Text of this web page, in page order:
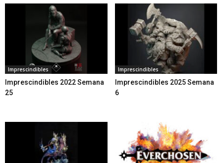
Imprescindibles
Imprescindibles 2022 Semana
25
Imprescindibles
Imprescindibles 2025 Semana
6